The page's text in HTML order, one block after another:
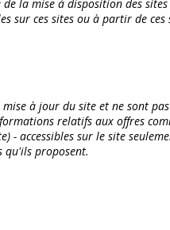
la mise à disposition des sites
sur ces sites ou à partir de ces
à jour du site et ne sont
relatifs aux offres
accessibles sur le site
qu'ils proposent.